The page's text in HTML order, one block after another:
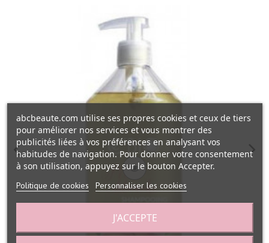
abcbeaute.com utilise ses propres cookies et ceux de tiers
pour améliorer nos services et vous montrer des
publicités liées à vos préférences en analysant vos
habitudes de navigation. Pour donner votre consentement
à son utilisation, appuyez sur le bouton Accepter.
Politique de cookies Personnaliser les cookies
J'ACCEPTE